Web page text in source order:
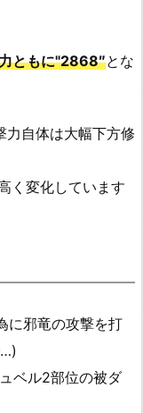
ともに"2868″とな
自体は大幅下方修
く変化しています
に邪竜の攻撃を打
ベル2部位の被ダ